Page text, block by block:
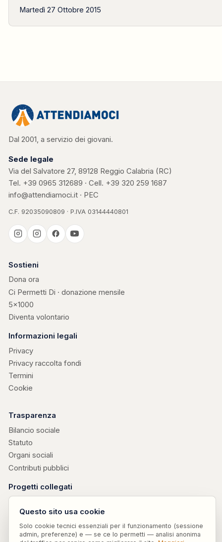
Martedì 27 Ottobre 2015
Dal 2001, a servizio dei giovani.
Sede legale
Via del Salvatore 27, 89128 Reggio Calabria (RC)
Tel. +39 0965 312689 · Cell. +39 320 259 1687
info@attendiamoci.it · PEC
C.F. 92035090809 · P.IVA 03144440801
Casa Kerigma
Sostieni
Dona ora
Ci Permetti Di · donazione mensile
5×1000
Diventa volontario
Informazioni legali
Privacy
Privacy raccolta fondi
Termini
Cookie
Trasparenza
Bilancio sociale
Statuto
Organi sociali
Contributi pubblici
Progetti collegati
Edizioni Attendiamoci
Parole Sensate↗
Risorse e procedure
Questo sito usa cookie
Solo cookie tecnici essenziali per il funzionamento (sessione
admin, preferenze) e — se ce lo permetti — analisi anonima